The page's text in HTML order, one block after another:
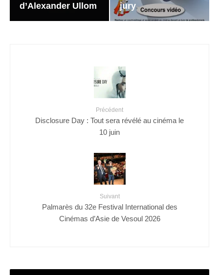
d’Alexander Ullom
jury
Précédent
Disclosure Day : Tout sera révélé au cinéma le
10 juin
Suivant
Palmarès du 32e Festival International des
Cinémas d’Asie de Vesoul 2026